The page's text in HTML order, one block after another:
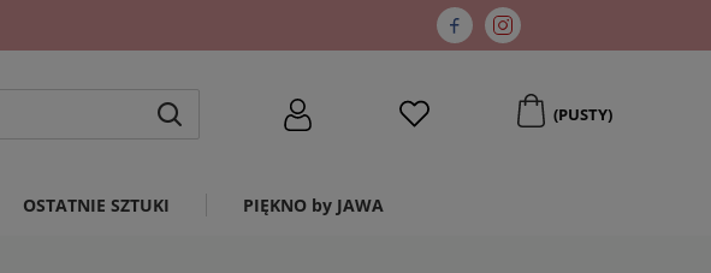
(PUSTY)
OSTATNIE SZTUKI PIĘKNO by JAWA